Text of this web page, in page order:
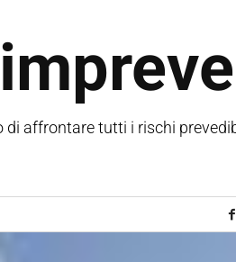
affrontare tutti i rischi